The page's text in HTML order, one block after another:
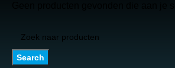
Search